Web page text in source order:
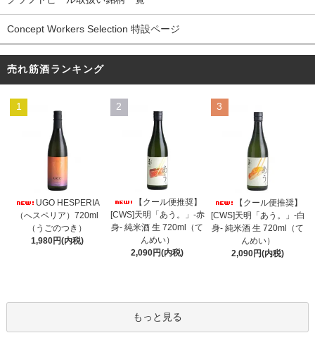
Concept Workers Selection 特設ページ
売れ筋酒ランキング
1
UGO HESPERIA
（へスペリア）720ml
（うごのつき）
1,980円(内税)
2
【クール便推奨】
[CWS]天明「あう。」-赤
身- 純米酒 生 720ml（て
んめい）
2,090円(内税)
3
【クール便推奨】
[CWS]天明「あう。」-白
身- 純米酒 生 720ml（て
んめい）
2,090円(内税)
もっと見る